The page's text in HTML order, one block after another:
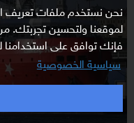
نحن نستخدم ملفات تعريف
لموقعنا ولتحسين تجربتك.
فإنك توافق على استخدامنا
سياسية الخصوصية